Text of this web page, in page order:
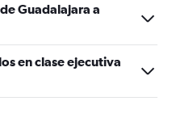
Guadalajara a
en clase ejecutiva